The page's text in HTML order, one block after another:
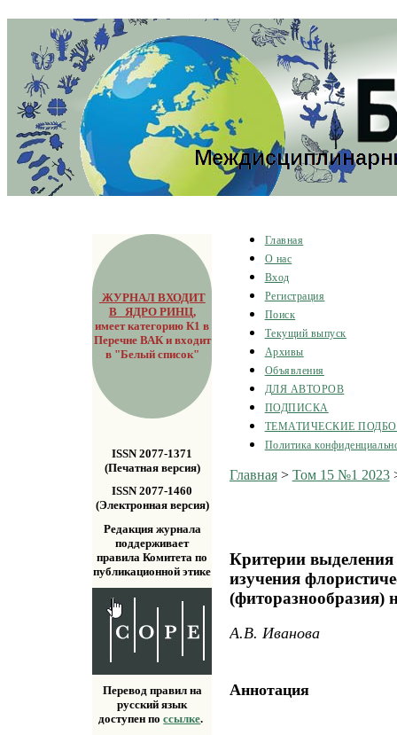
ЖУРНАЛ ВХОДИТ
В ЯДРО РИНЦ,
имеет категорию К1 в
Перечне ВАК и входит
в "Белый список"
ISSN 2077-1371
(Печатная версия)
ISSN 2077-1460
(Электронная версия)
Редакция журнала
поддерживает
правила Комитета по
публикационной этике
Перевод правил на
русский язык
доступен поссылке.
Главная
О нас
Вход
Регистрация
Поиск
Текущий выпуск
Архивы
Объявления
ДЛЯ АВТОРОВ
ПОДПИСКА
ТЕМАТИЧЕСКИЕ
Политика
Главная> Том 15 №1 2023
Критерии
изучения
(фиторазнообразия)
А.В. Иванова
Аннотация